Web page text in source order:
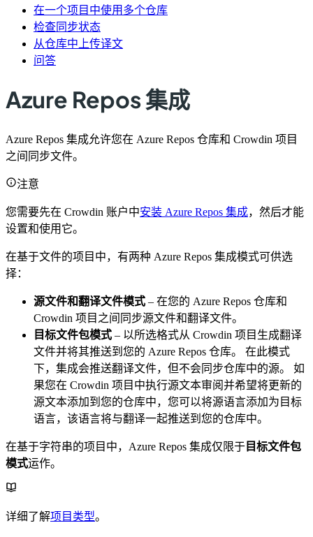
在一个项目中使用多个仓库
检查同步状态
从仓库中上传译文
问答
Azure Repos 集成
Azure Repos 集成允许您在 Azure Repos 仓库和 Crowdin 项目
之间同步文件。
注意
您需要先在 Crowdin 账户中安装 Azure Repos 集成，然后才能
设置和使用它。
在基于文件的项目中，有两种 Azure Repos 集成模式可供选
择：
源文件和翻译文件模式 – 在您的 Azure Repos 仓库和
Crowdin 项目之间同步源文件和翻译文件。
目标文件包模式 – 以所选格式从 Crowdin 项目生成翻译
文件并将其推送到您的 Azure Repos 仓库。 在此模式
下，集成会推送翻译文件，但不会同步仓库中的源。 如
果您在 Crowdin 项目中执行源文本审阅并希望将更新的
源文本添加到您的仓库中，您可以将源语言添加为目标
语言，该语言将与翻译一起推送到您的仓库中。
在基于字符串的项目中，Azure Repos 集成仅限于 目标文件包
模式运作。
详细了解项目类型。